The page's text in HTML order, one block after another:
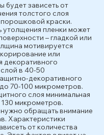
будет зависеть от
толстого слоя
краски.
утолщения пленки может
– гладкой или
мотивируется
или
декоративного
в 40-50
декоративного
70-100 микрометров.
слоя минимальная
микрометров.
обращать внимание
Характеристики
от количества